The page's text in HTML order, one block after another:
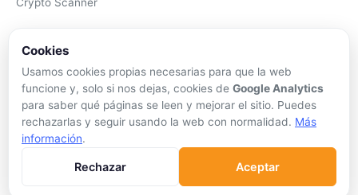
Exchanges
Exchanges CEX
Exchanges DEX
Comparar Comisiones
Cookies
Usamos cookies propias necesarias para que la web
funcione y, solo si nos dejas, cookies de Google Analytics
para saber qué páginas se leen y mejorar el sitio. Puedes
rechazarlas y seguir usando la web con normalidad. Más
información.
Rechazar Aceptar